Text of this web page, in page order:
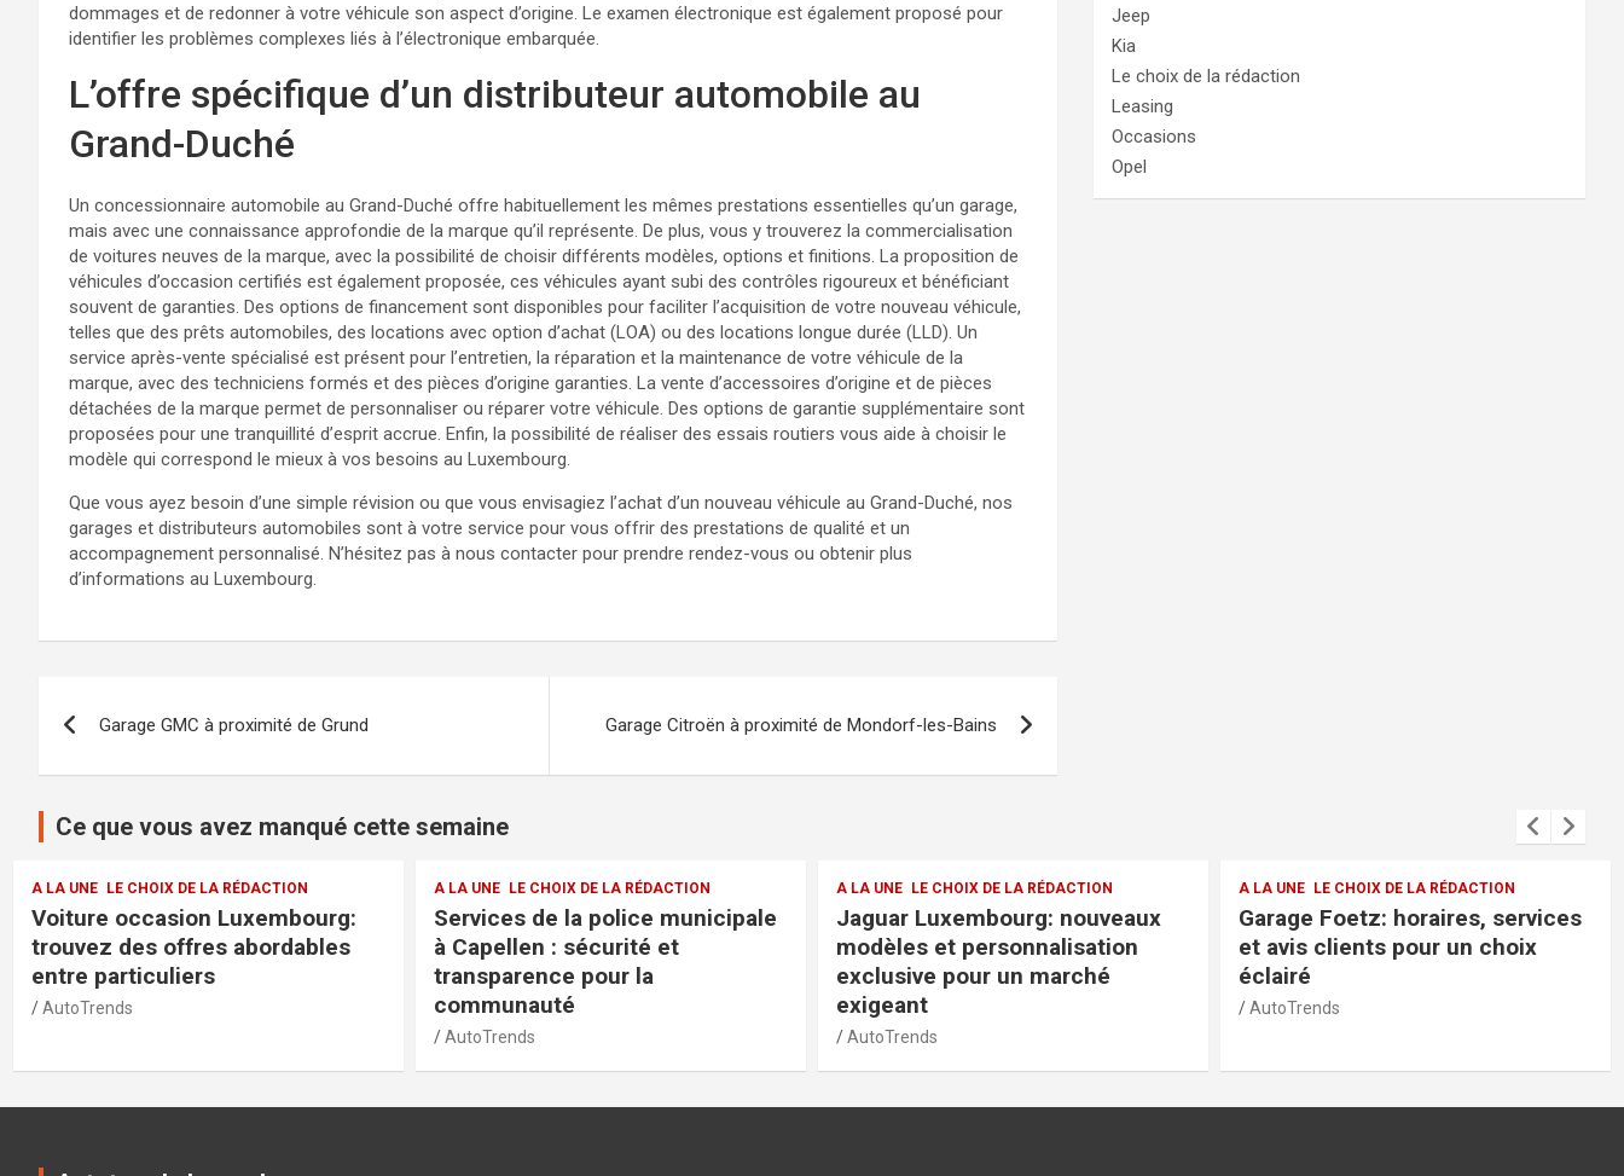
dommages et de redonner à votre véhicule son aspect d’origine. Le examen électronique est également proposé pour
identifier les problèmes complexes liés à l’électronique embarquée.
L’offre spécifique d’un distributeur automobile au
Grand-Duché
Un concessionnaire automobile au Grand-Duché offre habituellement les mêmes prestations essentielles qu’un garage,
mais avec une connaissance approfondie de la marque qu’il représente. De plus, vous y trouverez la commercialisation
de voitures neuves de la marque, avec la possibilité de choisir différents modèles, options et finitions. La proposition de
véhicules d’occasion certifiés est également proposée, ces véhicules ayant subi des contrôles rigoureux et bénéficiant
souvent de garanties. Des options de financement sont disponibles pour faciliter l’acquisition de votre nouveau véhicule,
telles que des prêts automobiles, des locations avec option d’achat (LOA) ou des locations longue durée (LLD). Un
service après-vente spécialisé est présent pour l’entretien, la réparation et la maintenance de votre véhicule de la
marque, avec des techniciens formés et des pièces d’origine garanties. La vente d’accessoires d’origine et de pièces
détachées de la marque permet de personnaliser ou réparer votre véhicule. Des options de garantie supplémentaire sont
proposées pour une tranquillité d’esprit accrue. Enfin, la possibilité de réaliser des essais routiers vous aide à choisir le
modèle qui correspond le mieux à vos besoins au Luxembourg.
Que vous ayez besoin d’une simple révision ou que vous envisagiez l’achat d’un nouveau véhicule au Grand-Duché, nos
garages et distributeurs automobiles sont à votre service pour vous offrir des prestations de qualité et un
accompagnement personnalisé. N’hésitez pas à nous contacter pour prendre rendez-vous ou obtenir plus
d’informations au Luxembourg.
de
l’article
Garage GMC à proximité de Grund Garage Citroën à proximité de Mondorf-les-Bains
Jeep
Kia
Le choix de la rédaction
Leasing
Occasions
Opel
Ce que vous avez manqué cette semaine
A LA UNE LE CHOIX DE LA RÉDACTION
Services de la police municipale
à Capellen : sécurité et
transparence pour la
communauté
A LA UNE LE CHOIX DE LA RÉDACTION
Jaguar Luxembourg: nouveaux
modèles et personnalisation
exclusive pour un marché
exigeant
AutoTrends
A LA UNE LE CHOIX DE LA RÉDACTION
Garage Foetz: horaires, services
et avis clients pour un choix
éclairé
AutoTrends
A LA UNE LE CHOIX DE LA RÉDACTION
Voiture d’occasion Volvo
Luxembourg: fiabilité et
bon prix
AutoTrends